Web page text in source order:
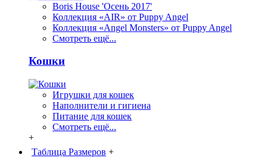
Boris House 'Осень 2017'
Коллекция «AIR» от Puppy Angel
Коллекция «Angel Monsters» от Puppy Angel
Смотреть ещё...
Кошки
Игрушки для кошек
Наполнители и гигиена
Питание для кошек
Смотреть ещё...
+
Таблица Размеров +